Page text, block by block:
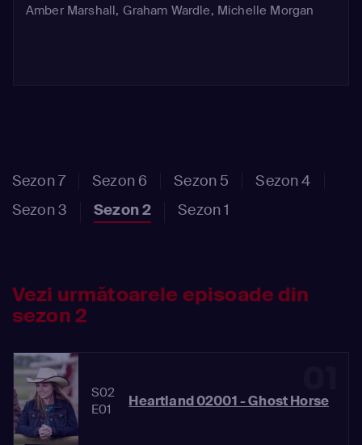
Amber Marshall, Graham Wardle, Michelle Morgan
Sezon 7 Sezon 6 Sezon 5
Sezon 4
Sezon 3
Sezon 2 Sezon 1
Vezi următoarele episoade din
sezon 2
S02
E01
Heartland 02001 - Ghost Horse